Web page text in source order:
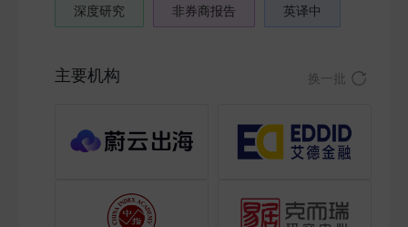
深度研究 非券商报告 英译中
主要机构 换一批